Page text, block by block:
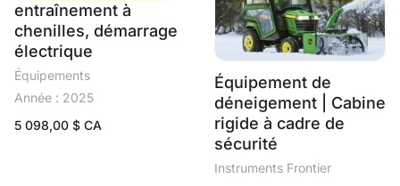
entraînement à
chenilles, démarrage
électrique
Équipements
Année : 2025
5 098,00 $ CA
Équipement de
déneigement | Cabine
rigide à cadre de
sécurité
Instruments Frontier